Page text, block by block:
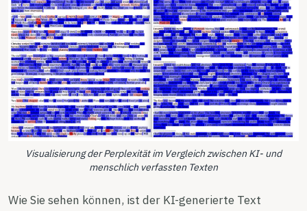
Visualisierung der Perplexität im Vergleich zwischen KI- und
menschlich verfassten Texten
Wie Sie sehen können, ist der KI-generierte Text